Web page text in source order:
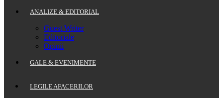
ANALIZE & EDITORIAL
Guest Writer
Editoriale
Opinii
GALE & EVENIMENTE
LEGILE AFACERILOR